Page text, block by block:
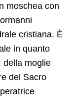
moschea con
cristiana. È
in quanto
della moglie
del Sacro